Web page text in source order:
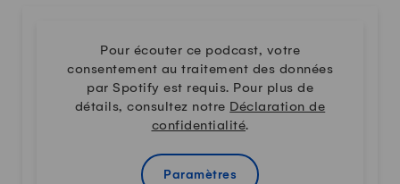
Pour écouter ce podcast, votre
consentement au traitement des données
par Spotify est requis. Pour plus de
détails, consultez notre Déclaration de
confidentialité.
Paramètres